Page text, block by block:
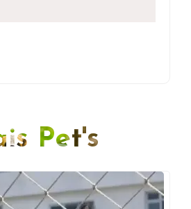
Pet's